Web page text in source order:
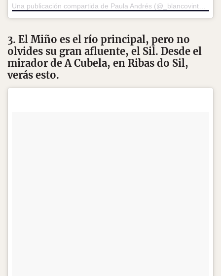
3. El Miño es el río principal, pero no
olvides su gran afluente, el Sil. Desde el
mirador de A Cubela, en Ribas do Sil,
verás esto.